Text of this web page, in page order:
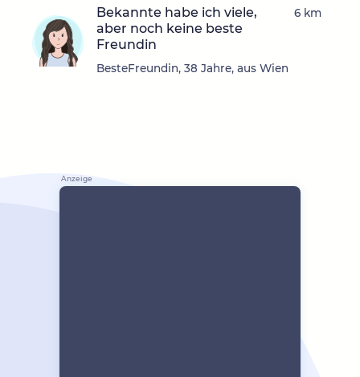
Bekannte habe ich viele,
aber noch keine beste
Freundin
BesteFreundin, 38 Jahre, aus Wien
6 km